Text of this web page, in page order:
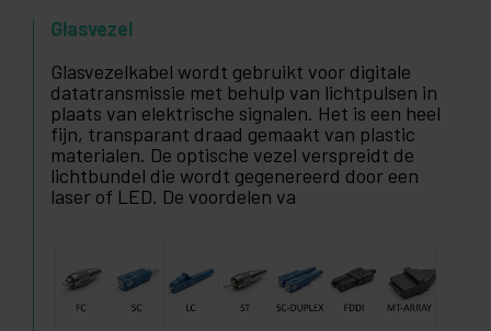
Glasvezel
Glasvezelkabel wordt gebruikt voor digitale
datatransmissie met behulp van lichtpulsen in
plaats van elektrische signalen. Het is een heel
fijn, transparant draad gemaakt van plastic
materialen. De optische vezel verspreidt de
lichtbundel die wordt gegenereerd door een
laser of LED. De voordelen va